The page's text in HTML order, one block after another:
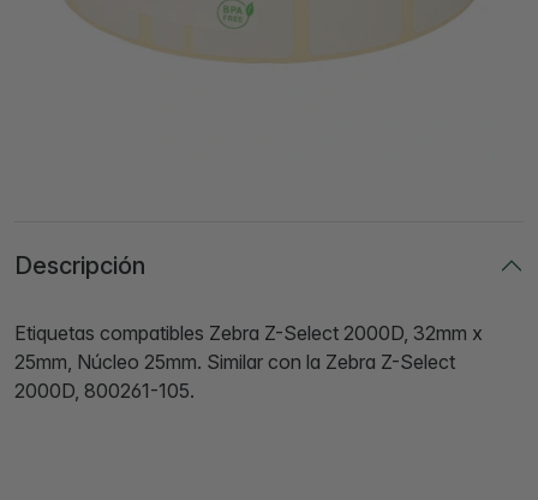
Descripción
Etiquetas compatibles Zebra Z-Select 2000D, 32mm x
25mm, Núcleo 25mm. Similar con la Zebra Z-Select
2000D, 800261-105.